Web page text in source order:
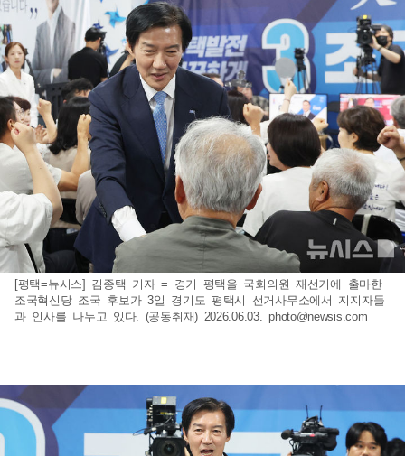
[평택=뉴시스] 김종택 기자 = 경기 평택을 국회의원 재선거에 출마한
조국혁신당 조국 후보가 3일 경기도 평택시 선거사무소에서 지지자들
과 인사를 나누고 있다. (공동취재) 2026.06.03.photo@newsis.com